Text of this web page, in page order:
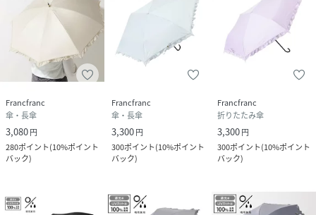
■ハンドクリームや日焼け止めクリーム等が付着すると、生
地・手元の色落ちの原因になる場合がございます。
■ポリエステル生地は濃色プリントが淡色部分に色移りする
移行昇華という現象が起きる事がございます。現在の染色技
術では完全に防ぐ事はできませんのでご了承ください。
が発生することがございます。
■降水量が20mm/h以上の場合、漏水や生地に水が浸み込む
恐れがございます。
■また、飾り加工部分(刺繍、パイピング等)は完全な防水は
■傘生地の防水・はっ水力は、ご使用頻度によって低下して
Francfranc
傘・長傘
3,080円
280ポイント(10%ポイント
バック)
Francfranc
傘・長傘
3,300円
300ポイント(10%ポイント
バック)
Francfranc
折りたたみ傘
3,300円
300ポイント(10%ポイント
バック)